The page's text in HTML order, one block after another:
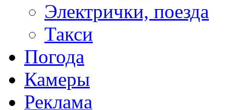
Электрички, поезда
Такси
Погода
Камеры
Реклама